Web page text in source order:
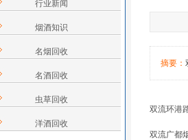
行业新闻
烟酒知识
名烟回收
名酒回收
虫草回收
洋酒回收
摘要：
双流环港
双流广都